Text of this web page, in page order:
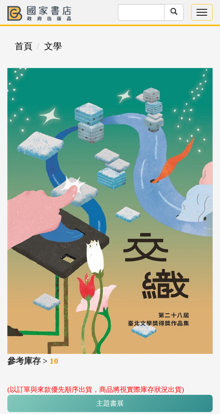
首頁 文學
參考庫存 > 10
(以訂單與來款優先順序出貨，商品將視實際庫存狀況出貨)
主題書展